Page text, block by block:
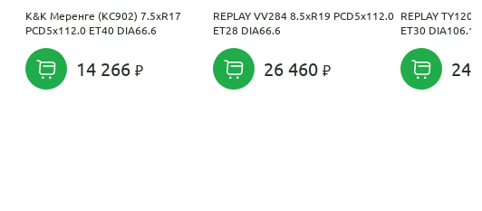
K&K Меренге (КС902) 7.5xR17
PCD5x112.0 ET40 DIA66.6
14 266
REPLAY VV284 8.5xR19 PCD5x112.0
ET28 DIA66.6
26 460
REPLAY TY120
ET30 DIA106.1
24